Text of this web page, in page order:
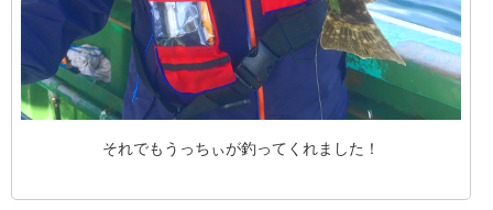
それでもうっちぃが釣ってくれました！